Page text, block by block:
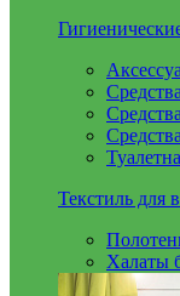
Текстиль для
Халаты